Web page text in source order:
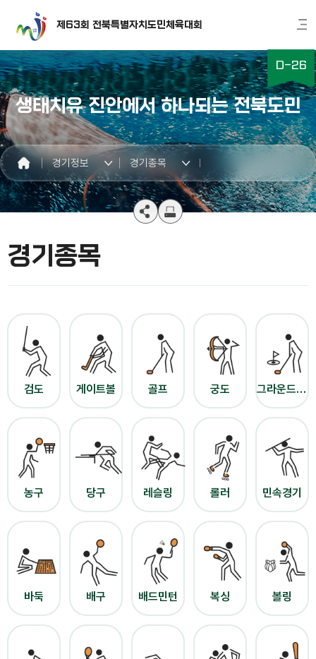
제63회 전북특별자치도민체육대회
D-26
생태치유 진안에서 하나되는 전북도민
경기정보 경기종목
경기종목
검도 게이트볼 골프 궁도 그라운드골프
농구 당구 레슬링 롤러 민속경기
바둑 배구 배드민턴 복싱 볼링